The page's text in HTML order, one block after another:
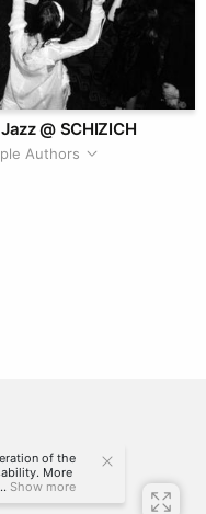
@ SCHIZICH
Authors
of the
More
Show more